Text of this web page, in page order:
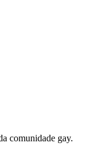
comunidade gay.